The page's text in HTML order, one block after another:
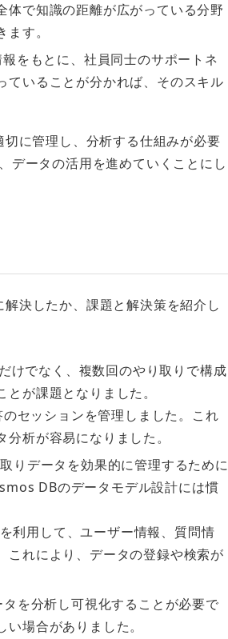
体で知識の距離が広がっている分野
す。
をもとに、社員同士のサポートネ
ていることが分かれば、そのスキル
に管理し、分析する仕組みが必要
データの活用を進めていくことにし
決したか、課題と解決策を紹介し
けでなく、複数回のやり取りで構成
が課題となりました。
セッションを管理しました。これ
析が容易になりました。
りデータを効果的に管理するために
DBのデータモデル設計には慣
利用して、ユーザー情報、質問情
これにより、データの登録や検索が
を分析し可視化することが必要で
場合がありました。